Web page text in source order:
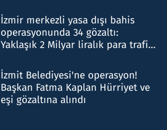
İzmir merkezli yasa dışı bahis
operasyonunda 34 gözaltı:
Yaklaşık 2 Milyar liralık para trafiği
İzmit Belediyesi'ne operasyon!
Başkan Fatma Kaplan Hürriyet ve
eşi gözaltına alındı